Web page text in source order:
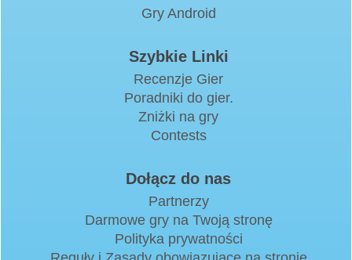
Gry Android
Szybkie Linki
Recenzje Gier
Poradniki do gier.
Zniżki na gry
Contests
Dołącz do nas
Partnerzy
Darmowe gry na Twoją stronę
Polityka prywatności